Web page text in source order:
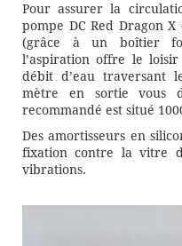
Pour assurer la
pompe DC Red Dragon
(grâce à un boîtier
l’aspiration offre le
débit d’eau traversant
mètre en sortie vous
recommandé est situé
Des amortisseurs en
fixation contre la vitre
vibrations.